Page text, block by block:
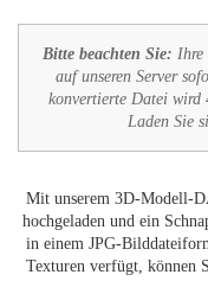
Bitte beachten Sie: Ihre
auf unseren Server
konvertierte Datei wird
Laden Sie
Mit unserem 3D-Modell-
hochgeladen und ein
in einem JPG-
Texturen verfügt, können